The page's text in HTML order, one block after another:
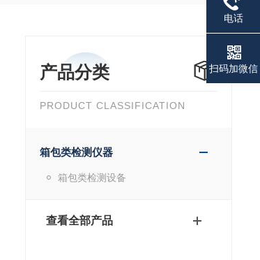
产品分类
PRODUCT CLASSIFICATION
箱包类检测仪器
箱包类检测设备
查看全部产品
电话
扫码加微信